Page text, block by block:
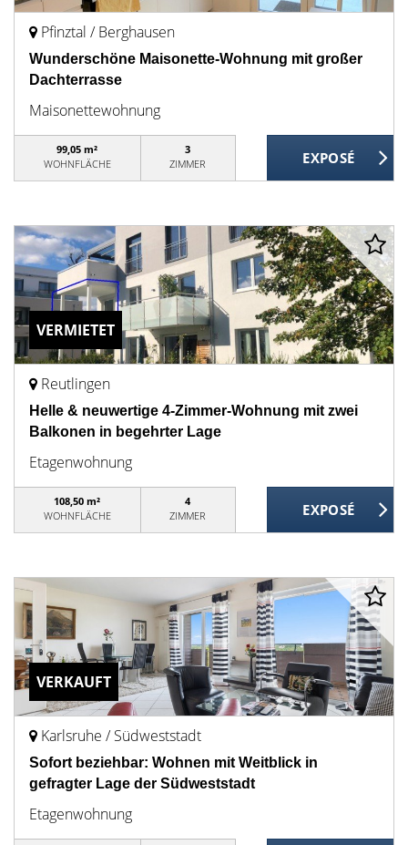
Pfinztal / Berghausen
Wunderschöne Maisonette-Wohnung mit großer
Dachterrasse
Maisonettewohnung
99,05 m²
WOHNFLÄCHE
3
ZIMMER
VERMIETET
Reutlingen
Helle & neuwertige 4-Zimmer-Wohnung mit zwei
Balkonen in begehrter Lage
Etagenwohnung
108,50 m²
WOHNFLÄCHE
4
ZIMMER
VERKAUFT
Karlsruhe / Südweststadt
Sofort beziehbar: Wohnen mit Weitblick in
gefragter Lage der Südweststadt
Etagenwohnung